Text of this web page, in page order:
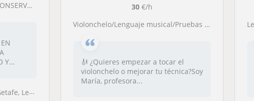
A DOMICILIO
Y
del Monte
30€/h
Violonchelo/Lenguaje musical/Pruebas acceso al conservatorio
🎻 ¿Quieres empezar a tocar el
violonchelo o mejorar tu técnica?Soy
María, profesora...